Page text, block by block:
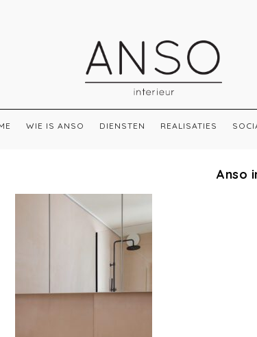
WIE IS ANSO DIENSTEN REALISATIES
Anso